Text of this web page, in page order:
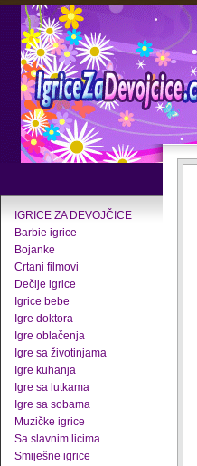
IGRICE ZA DEVOJČICE
Barbie igrice
Bojanke
Crtani filmovi
Dečije igrice
Igrice bebe
Igre doktora
Igre oblačenja
Igre sa životinjama
Igre kuhanja
Igre sa lutkama
Igre sa sobama
Muzičke igrice
Sa slavnim licima
Smiješne igrice